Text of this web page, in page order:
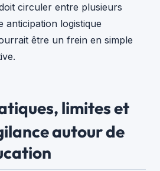
circuler entre plusieurs
anticipation logistique
être un frein en simple
limites et
autour de